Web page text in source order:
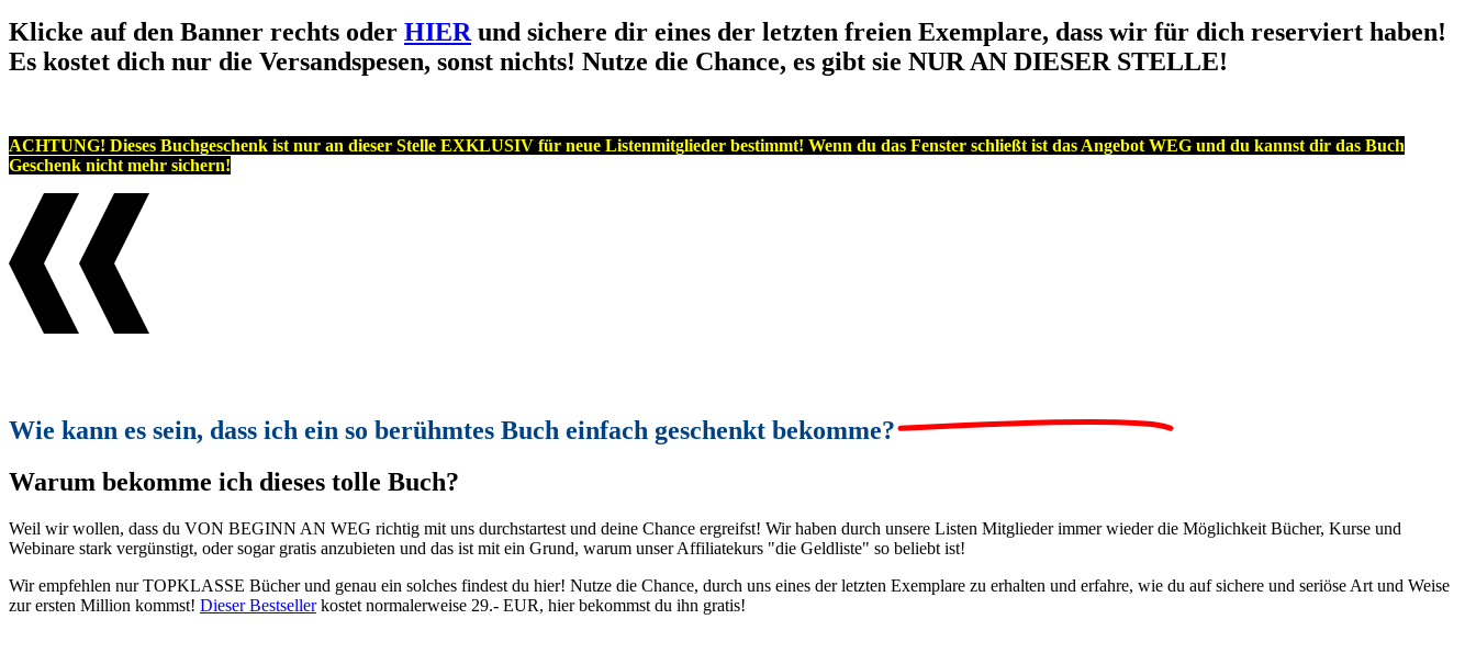
Klicke auf den Banner rechts oder HIERund sichere dir eines der letzten freien Exemplare, dass wir für dich reserviert haben!
Es kostet dich nur die Versandspesen, sonst nichts! Nutze die Chance, es gibt sie NUR AN DIESER STELLE!
ACHTUNG! Dieses Buchgeschenk ist nur an dieser Stelle EXKLUSIV für neue Listenmitglieder bestimmt! Wenn du das Fenster schließt ist das Angebot WEG und du kannst dir das Buch
Geschenk nicht mehr sichern!
Wie kann es sein, dass ich ein so berühmtes Buch einfach geschenkt bekomme?
Warum bekomme ich dieses tolle Buch?
Weil wir wollen, dass du VON BEGINN AN WEG richtig mit uns durchstartest und deine Chance ergreifst! Wir haben durch unsere Listen Mitglieder immer wieder die Möglichkeit Bücher, Kurse und
Webinare stark vergünstigt, oder sogar gratis anzubieten und das ist mit ein Grund, warum unser Affiliatekurs "die Geldliste" so beliebt ist!
Wir empfehlen nur TOPKLASSE Bücher und genau ein solches findest du hier! Nutze die Chance, durch uns eines der letzten Exemplare zu erhalten und erfahre, wie du auf sichere und seriöse Art und Weise
zur ersten Million kommst! Dieser Bestsellerkostet normalerweise 29.- EUR, hier bekommst du ihn gratis!